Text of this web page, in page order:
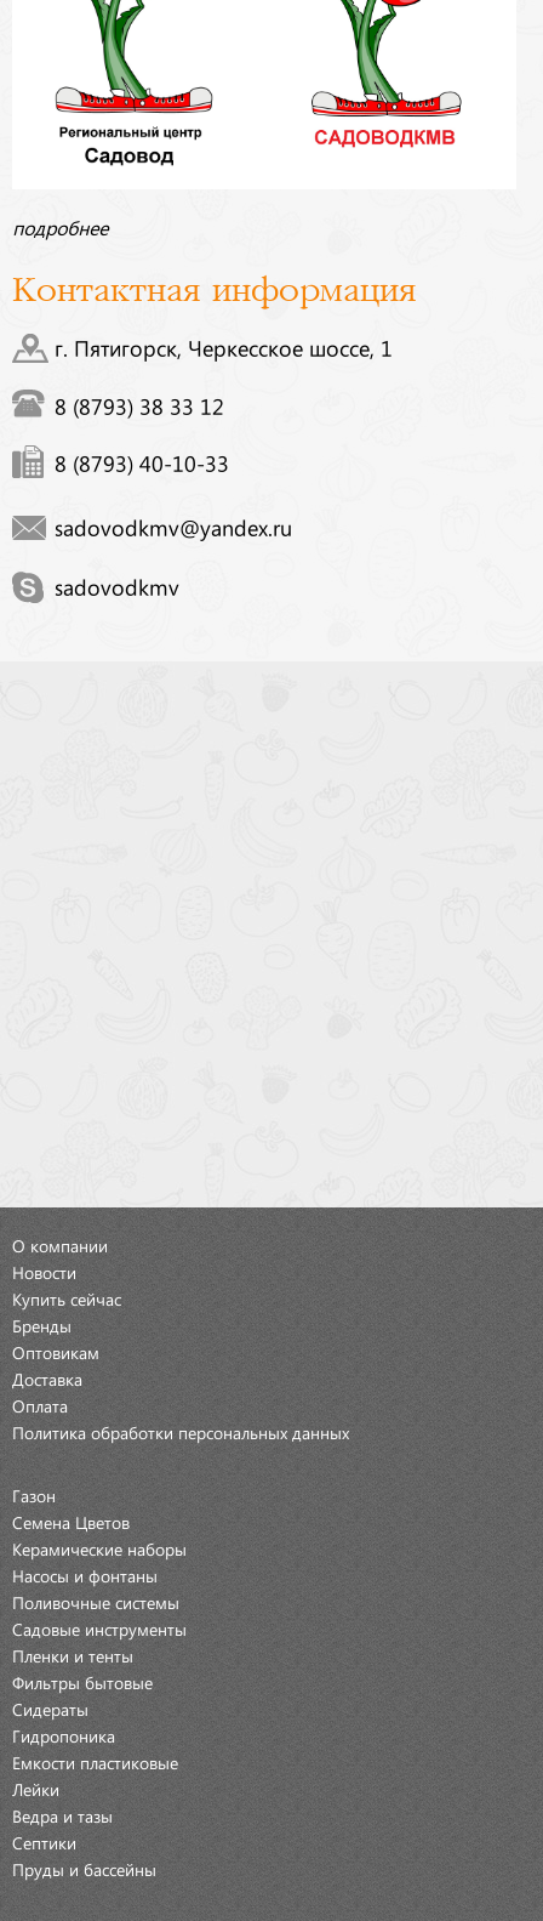
подробнее
Контактная информация
г. Пятигорск, Черкесское шоссе, 1
8 (8793) 38 33 12
8 (8793) 40-10-33
sadovodkmv@yandex.ru
sadovodkmv
О компании
Новости
Купить сейчас
Бренды
Оптовикам
Доставка
Оплата
Политика обработки персональных данных
Газон
Семена Цветов
Керамические наборы
Насосы и фонтаны
Поливочные системы
Садовые инструменты
Пленки и тенты
Фильтры бытовые
Сидераты
Гидропоника
Емкости пластиковые
Лейки
Ведра и тазы
Септики
Пруды и бассейны